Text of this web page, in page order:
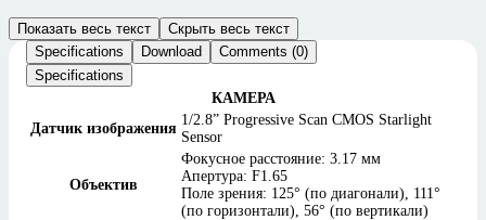
Показать весь текст
Скрыть весь текст
Specifications
Download
Comments (0)
Specifications
КАМЕРА
Датчик изображения
1/2.8” Progressive Scan CMOS Starlight
Sensor
Объектив
Фокусное расстояние: 3.17 мм
Апертура: F1.65
Поле зрения: 125° (по диагонали), 111°
(по горизонтали), 56° (по вертикали)